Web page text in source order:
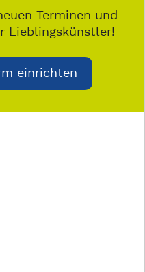
Terminen und
Lieblingskünstler!
einrichten